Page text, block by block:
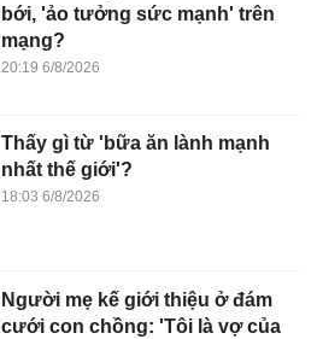
bới, 'ảo tưởng sức mạnh' trên
mạng?
20:19 6/8/2026
Thấy gì từ 'bữa ăn lành mạnh
nhất thế giới'?
18:03 6/8/2026
Người mẹ kế giới thiệu ở đám
cưới con chồng: 'Tôi là vợ của